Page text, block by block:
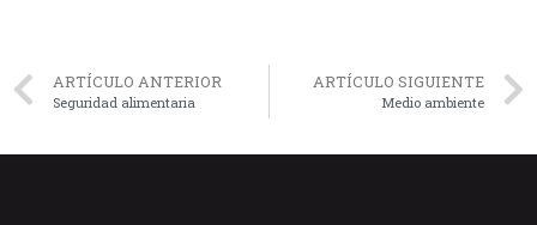
ARTÍCULO ANTERIOR
Seguridad alimentaria
ARTÍCULO SIGUIENTE
Medio ambiente